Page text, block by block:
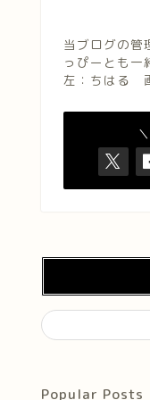
当ブログの管
っぴーとも一
左：ちはる
Popular Posts